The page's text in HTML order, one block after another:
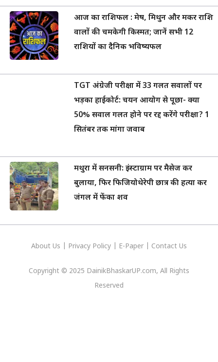
आज का राशिफल : मेष, मिथुन और मकर राशि
वालों की चमकेगी किस्मत; जानें सभी 12
राशियों का दैनिक भविष्यफल
TGT अंग्रेजी परीक्षा में 33 गलत सवालों पर
भड़का हाईकोर्ट: चयन आयोग से पूछा- क्या
50% सवाल गलत होने पर रद्द करेंगे परीक्षा? 1
सितंबर तक मांगा जवाब
मथुरा में सनसनी: इंस्टाग्राम पर मैसेज कर
बुलाया, फिर फिजियोथेरेपी छात्र की हत्या कर
जंगल में फेंका शव
About Us Privacy Policy E-Paper Contact Us
Copyright © 2025 DainikBhaskarUP.com, All Rights
Reserved